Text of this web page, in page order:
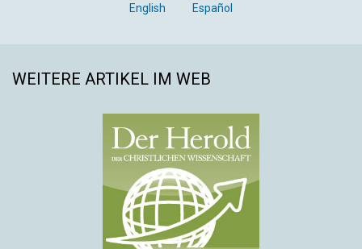
English Español
WEITERE ARTIKEL IM WEB